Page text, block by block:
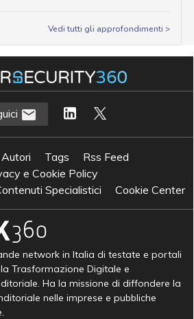
Vedi tutti gli approfondimenti >
Autori Tags
Rss Feed
e Cookie Policy
Specialistici
Cookie Center
network in Italia di testate e portali
Trasformazione Digitale e
Ha la missione di diffondere la
nelle imprese e pubbliche